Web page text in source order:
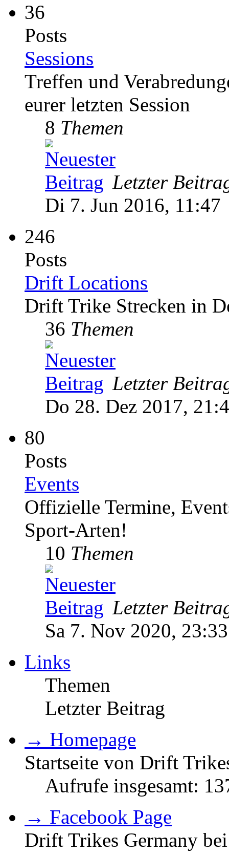
36
Posts
Sessions
Treffen und
eurer letzten Session
8 Themen
Letzter
Di 7. Jun 2016, 11:47
246
Posts
Drift Locations
Drift Trike Strecken in
36 Themen
Letzter
Do 28. Dez 2017,
80
Posts
Events
Offizielle Termine,
Sport-Arten!
10 Themen
Letzter
Sa 7. Nov 2020, 23:33
Links
Themen
Letzter Beitrag
→ Homepage
Startseite von Drift
Aufrufe insgesamt:
→ Facebook Page
Drift Trikes Germany